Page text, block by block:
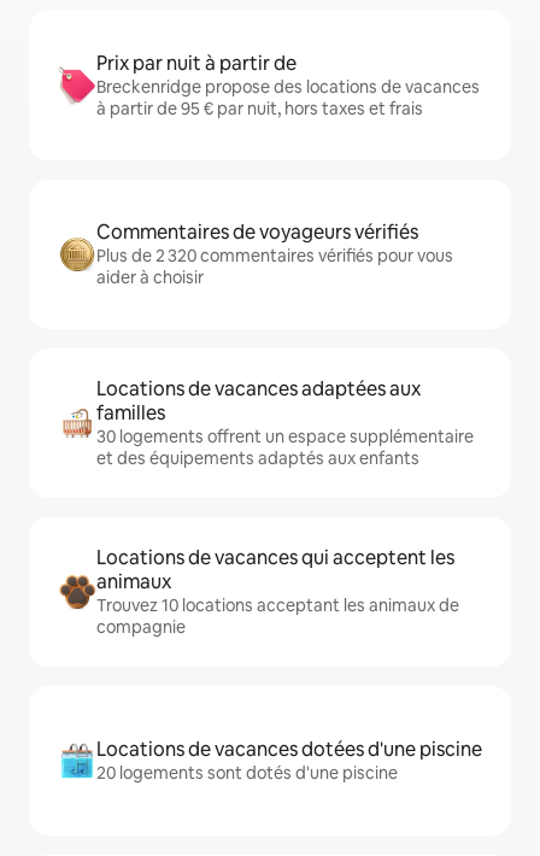
Prix par nuit à partir de
Breckenridge propose des locations de vacances
à partir de 95 € par nuit, hors taxes et frais
Commentaires de voyageurs vérifiés
Plus de 2 320 commentaires vérifiés pour vous
aider à choisir
Locations de vacances adaptées aux
familles
30 logements offrent un espace supplémentaire
et des équipements adaptés aux enfants
Locations de vacances qui acceptent les
animaux
Trouvez 10 locations acceptant les animaux de
compagnie
Locations de vacances dotées d'une piscine
20 logements sont dotés d'une piscine